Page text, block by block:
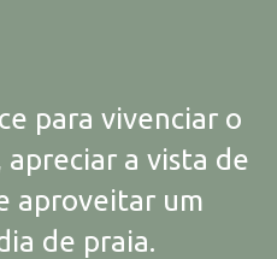
para vivenciar o
a vista de
aproveitar um
de praia.